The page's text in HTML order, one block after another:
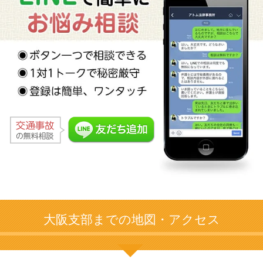
大阪支部までの地図・アクセス